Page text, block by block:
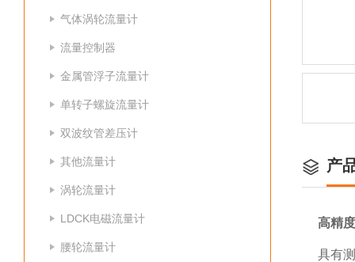
气体涡轮流量计
流量控制器
金属管浮子流量计
单转子螺旋流量计
双波纹管差压计
其他流量计
涡轮流量计
LDCK电磁流量计
腰轮流量计
产
高精
具有